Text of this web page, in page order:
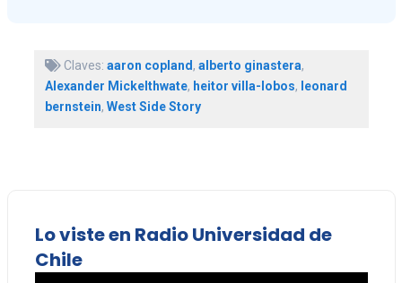
Claves: aaron copland, alberto ginastera,
Alexander Mickelthwate, heitor villa-lobos, leonard
bernstein, West Side Story
Lo viste en Radio Universidad de
Chile